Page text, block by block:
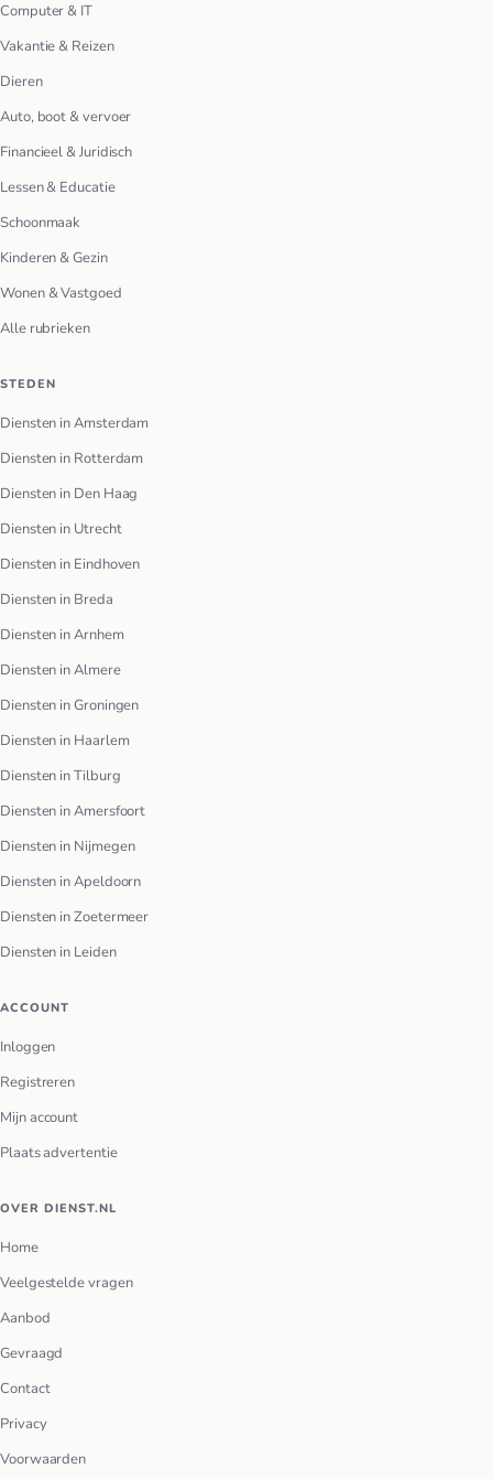
Computer & IT
Vakantie & Reizen
Dieren
Auto, boot & vervoer
Financieel & Juridisch
Lessen & Educatie
Schoonmaak
Kinderen & Gezin
Wonen & Vastgoed
Alle rubrieken
STEDEN
Diensten in Amsterdam
Diensten in Rotterdam
Diensten in Den Haag
Diensten in Utrecht
Diensten in Eindhoven
Diensten in Breda
Diensten in Arnhem
Diensten in Almere
Diensten in Groningen
Diensten in Haarlem
Diensten in Tilburg
Diensten in Amersfoort
Diensten in Nijmegen
Diensten in Apeldoorn
Diensten in Zoetermeer
Diensten in Leiden
ACCOUNT
Inloggen
Registreren
Mijn account
Plaats advertentie
OVER DIENST.NL
Home
Veelgestelde vragen
Aanbod
Gevraagd
Contact
Privacy
Voorwaarden